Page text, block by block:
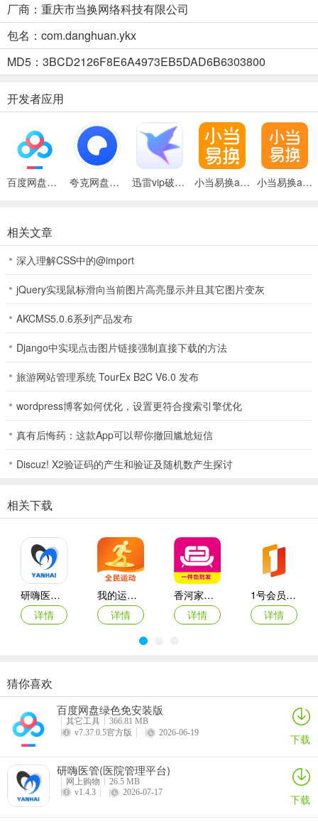
价，用户只需输入设备基本信息，系统即可在几秒内生成估价报告。
【实时竞价功能】
引入市场竞争机制，多家回收商参与报价，确保用户获得最高回收价
【秒速付款服务】
交易完成后，资金即时到账，无需漫长等待，平台支持多种支付方
式，包括**卡、支付宝和微信支付，满足不同用户的偏好。
易开新app使用简介
2、在app内选择要回收的设备类型，如实填写设备信息，智能估价系
统会迅速给出合理报价。
3、若对报价满意，可选择邮寄回收或到店回收，按指引完成设备寄送
或前往门店。
4、专业检测团队会对设备进行细致检测，确认无误后，款项秒速到
账，支付方式多样任选。
5、若有换新需求，在app内一键操作，就能轻松匹配最优换新方案，
快速拥有新设备。
应用亮点
航，让用户的换新之旅省心又放心。
支持邮寄回收和店内回收，满足不同用户的需求，让换新更加灵活便
3、一站式回收交易服务：
用户无需考虑设备寄送和支付问题，全部交易流程都由app提供便捷
解决，可以直接进行各种回收信息查询，操作起来非常简单。
致力于为用户提供便捷高效的回收服务，用户只需几步操作即可完成
整个回收流程，让用户可以获得最大程度的变现价值。
5、优质服务团队：
全程跟进，解决用户在交易过程中的任何疑问，从设备检测到款项到
账，每个环节都经过严格把控，确保交易安全可靠。
厂商：重庆市当换网络科技有限公司
包名：com.danghuan.ykx
MD5：3BCD2126F8E6A4973EB5DAD6B6303800
开发者应用
百度网盘绿色免安装Pc电脑版 夸克网盘官方正式版 迅雷vip破解版永久会员2024版 小当易换app 小当易换app
相关文章
深入理解CSS中的@import
jQuery实现鼠标滑向当前图片高亮显示并且其它图片变灰
AKCMS5.0.6系列产品发布
Django中实现点击图片链接强制直接下载的方法
旅游网站管理系统 TourEx B2C V6.0 发布
wordpress博客如何优化，设置更符合搜索引擎优化
真有后悔药：这款App可以帮你撤回尴尬短信
Discuz! X2验证码的产生和验证及随机数产生探讨
相关下载
研嗨医管(医院管理平台)
详情
我的运动馆app
详情
香河家具城网上商城app
详情
1号会员店(电商购物平台)
详情
尚美滋
详情
托特衣箱官方版
详情
多特瑞app
黑淘app
猜你喜欢
百度网盘绿色免安装版
其它工具
366.81 MB
v7.37.0.5官方版
2026-06-19 下载
研嗨医管(医院管理平台)
网上购物
26.5 MB
v1.4.3
2026-07-17 下载